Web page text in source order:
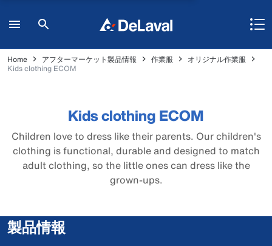
Home アフターマーケット製品情報 作業服
オリジナル作業服
Kids clothing ECOM
Kids clothing ECOM
Children love to dress like their parents. Our children's
clothing is functional, durable and designed to match
adult clothing, so the little ones can dress like the
grown-ups.
製品情報